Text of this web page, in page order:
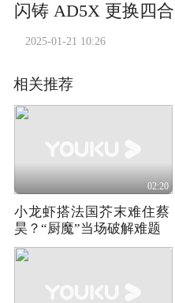
闪铸 AD5X 更换四
2025-01-21 10:26
相关推荐
02:20
小龙虾搭法国芥末难住蔡
昊？“厨魔”当场破解难题